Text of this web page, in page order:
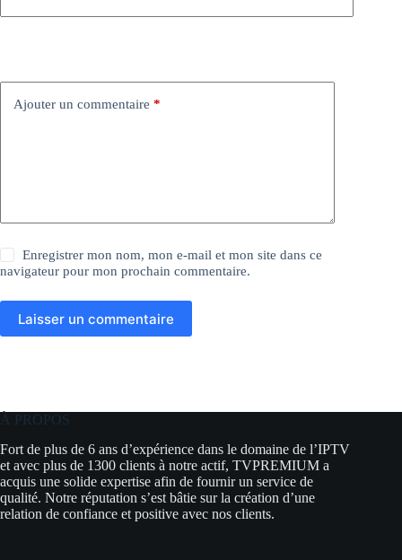
Ajouter un commentaire *
Enregistrer mon nom, mon e-mail et mon site dans ce
navigateur pour mon prochain commentaire.
Laisser un commentaire
À PROPOS
Fort de plus de 6 ans d’expérience dans le domaine de l’IPTV
et avec plus de 1300 clients à notre actif, TVPREMIUM a
acquis une solide expertise afin de fournir un service de
qualité. Notre réputation s’est bâtie sur la création d’une
relation de confiance et positive avec nos clients.